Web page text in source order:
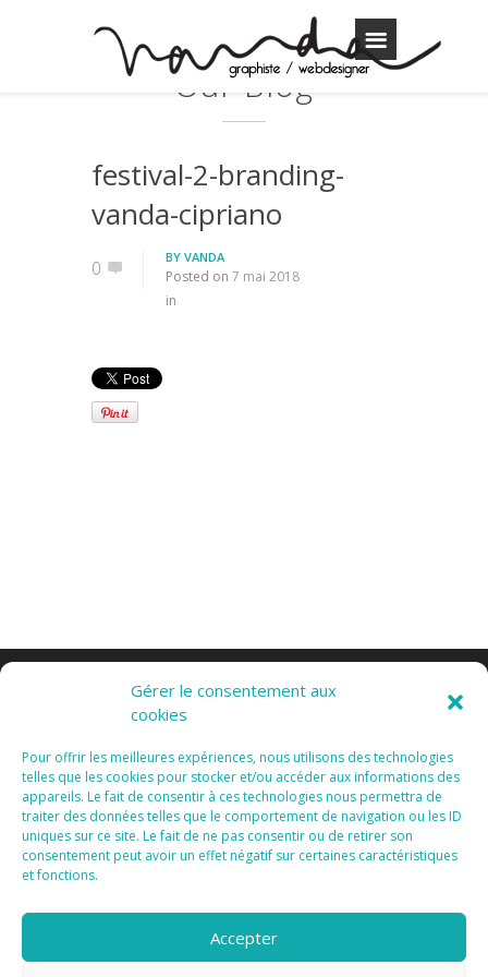
Gérer le consentement aux
cookies
Pour offrir les meilleures expériences, nous utilisons des technologies
telles que les cookies pour stocker et/ou accéder aux informations des
appareils. Le fait de consentir à ces technologies nous permettra de
traiter des données telles que le comportement de navigation ou les ID
uniques sur ce site. Le fait de ne pas consentir ou de retirer son
consentement peut avoir un effet négatif sur certaines caractéristiques
et fonctions.
Accepter
Our Blog
festival-2-branding-
vanda-cipriano
0 BY VANDA
Posted on 7 mai 2018
in
Tous Droits Réservés 2015 IMentions Légales I
Vanda Cipriano